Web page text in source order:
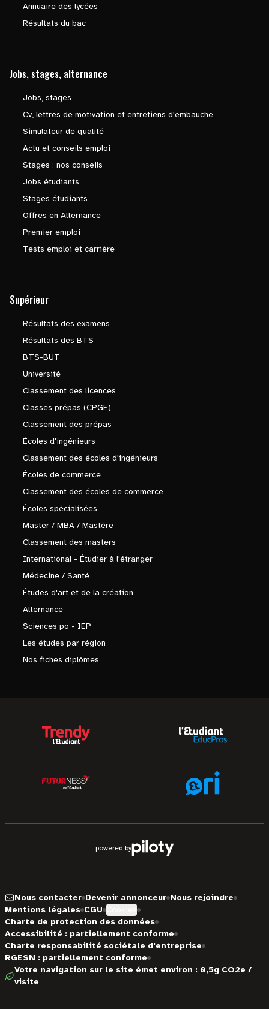
Annuaire des lycées
Résultats du bac
Jobs, stages, alternance
Jobs, stages
Cv, lettres de motivation et entretiens d'embauche
Simulateur de qualité
Actu et conseils emploi
Stages : nos conseils
Jobs étudiants
Stages étudiants
Offres en Alternance
Premier emploi
Tests emploi et carrière
Supérieur
Résultats des examens
Résultats des BTS
BTS-BUT
Université
Classement des licences
Classes prépas (CPGE)
Classement des prépas
Écoles d'ingénieurs
Classement des écoles d'ingénieurs
Écoles de commerce
Classement des écoles de commerce
Écoles spécialisées
Master / MBA / Mastère
Classement des masters
International - Étudier à l'étranger
Médecine / Santé
Études d'art et de la création
Alternance
Sciences po - IEP
Les études par région
Nos fiches diplômes
powered by
Nous contacter Devenir annonceur Nous rejoindre
Mentions légales CGU
Charte de protection des données
Accessibilité : partiellement conforme
Charte responsabilité sociétale d'entreprise
RGESN : partiellement conforme
Votre navigation sur le site émet environ : 0,5g CO2e /
visite